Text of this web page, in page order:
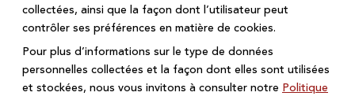
collectées, ainsi que la façon dont l’utilisateur peut
contrôler ses préférences en matière de cookies.
Pour plus d’informations sur le type de données
personnelles collectées et la façon dont elles sont utilisées
et stockées, nous vous invitons à consulter notre Politique